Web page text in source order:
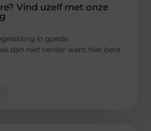
Vind uzelf met onze
in goede
dan niet verder want hier bent